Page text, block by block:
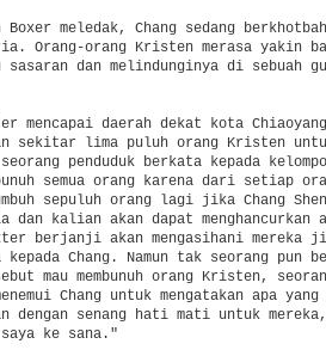
Boxer meledak, Chang sedang
Orang-orang Kristen merasa yakin
sasaran dan melindunginya di sebuah
mencapai daerah dekat kota
sekitar lima puluh orang Kristen
penduduk berkata kepada
semua orang karena dari setiap
sepuluh orang lagi jika Chang
dan kalian akan dapat menghancurkan
berjanji akan mengasihani mereka
kepada Chang. Namun tak seorang pun
mau membunuh orang Kristen,
Chang untuk mengatakan apa yang
dengan senang hati mati untuk
ke sana."